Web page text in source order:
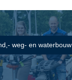
weg- en waterbouw